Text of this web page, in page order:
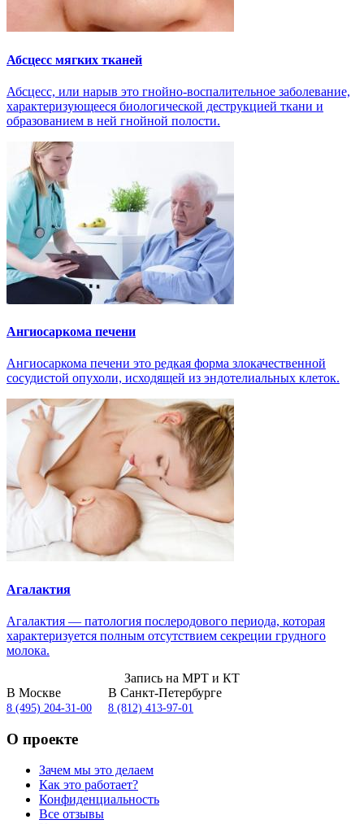
Абсцесс мягких тканей
Абсцесс, или нарыв это гнойно-воспалительное заболевание,
характеризующееся биологической деструкцией ткани и
образованием в ней гнойной полости.
Ангиосаркома печени
Ангиосаркома печени это редкая форма злокачественной
сосудистой опухоли, исходящей из эндотелиальных клеток.
Агалактия
Агалактия — патология послеродового периода, которая
характеризуется полным отсутствием секреции грудного
молока.
Запись на МРТ и КТ
В Москве
8 (495) 204-31-00
В Санкт-Петербурге
8 (812) 413-97-01
О проекте
Зачем мы это делаем
Как это работает?
Конфиденциальность
Все отзывы